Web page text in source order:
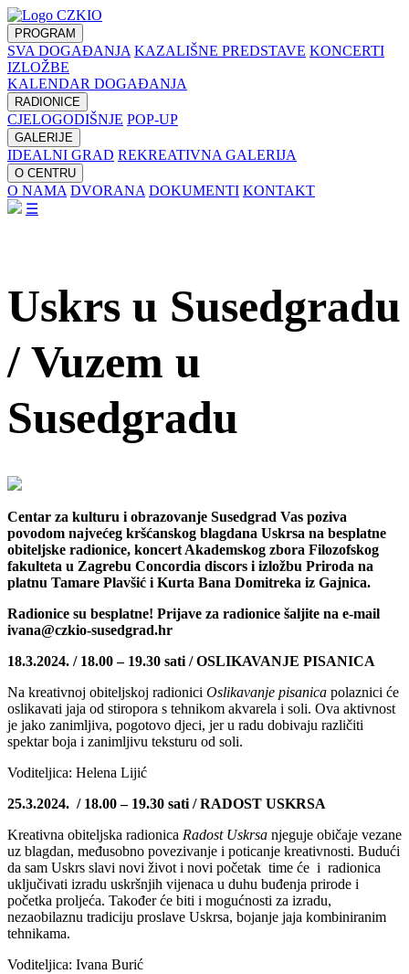
PROGRAM
SVA DOGAĐANJA KAZALIŠNE PREDSTAVE KONCERTI
IZLOŽBE
KALENDAR DOGAĐANJA
RADIONICE
CJELOGODIŠNJE POP-UP
GALERIJE
IDEALNI GRAD REKREATIVNA GALERIJA
O CENTRU
O NAMA DVORANA DOKUMENTI KONTAKT
☰
Uskrs u Susedgradu
/ Vuzem u
Susedgradu
Centar za kulturu i obrazovanje Susedgrad Vas poziva
povodom najvećeg kršćanskog blagdana Uskrsa na besplatne
obiteljske radionice, koncert Akademskog zbora Filozofskog
fakulteta u Zagrebu Concordia discors i izložbu Priroda na
platnu Tamare Plavšić i Kurta Bana Domitreka iz Gajnica.
Radionice su besplatne! Prijave za radionice šaljite na e-mail
ivana@czkio-susedgrad.hr
18.3.2024. / 18.00 – 19.30 sati / OSLIKAVANJE PISANICA
Na kreativnoj obiteljskoj radionici Oslikavanje pisanica polaznici će
oslikavati jaja od stiropora s tehnikom akvarela i soli. Ova aktivnost
je jako zanimljiva, pogotovo djeci, jer u radu dobivaju različiti
spektar boja i zanimljivu teksturu od soli.
Voditeljica: Helena Lijić
25.3.2024. / 18.00 – 19.30 sati / RADOST USKRSA
Kreativna obiteljska radionica Radost Uskrsa njeguje običaje vezane
uz blagdan, međusobno povezivanje i poticanje kreativnosti. Budući
da sam Uskrs slavi novi život i novi početak time će i radionica
uključivati izradu uskršnjih vijenaca u duhu buđenja prirode i
početka proljeća. Također će biti i mogućnosti za izradu,
nezaobilaznu tradiciju proslave Uskrsa, bojanje jaja kombiniranim
tehnikama.
Voditeljica: Ivana Burić